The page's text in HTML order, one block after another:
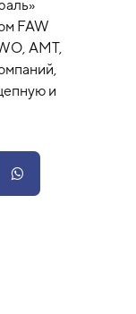
FAW
AMT,
и